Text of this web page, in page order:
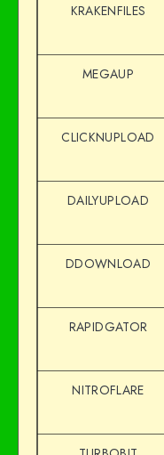
KRAKENFILES
MEGAUP
CLICKNUPLOAD
DAILYUPLOAD
DDOWNLOAD
RAPIDGATOR
NITROFLARE